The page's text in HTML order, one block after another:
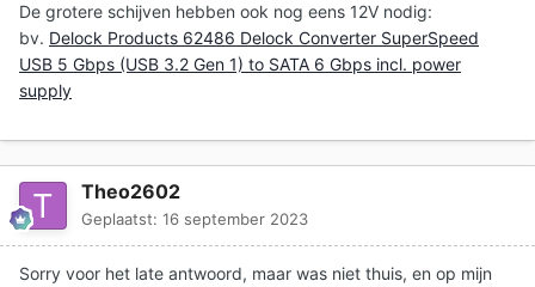
De grotere schijven hebben ook nog eens 12V nodig:
bv. Delock Products 62486 Delock Converter SuperSpeed
USB 5 Gbps (USB 3.2 Gen 1) to SATA 6 Gbps incl. power
supply
Theo2602
Geplaatst: 16 september 2023
Sorry voor het late antwoord, maar was niet thuis, en op mijn